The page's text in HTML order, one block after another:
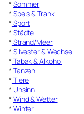
* Sommer
* Speis & Trank
* Sport
* Städte
* Strand/Meer
* Silvester & Wechsel
* Tabak & Alkohol
* Tanzen
* Tiere
* Unsinn
* Wind & Wetter
* Winter